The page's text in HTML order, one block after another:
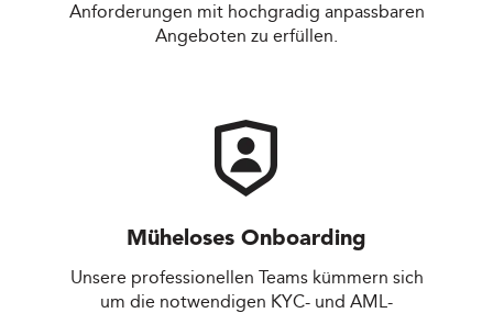
Anforderungen mit hochgradig anpassbaren
Angeboten zu erfüllen.
Müheloses Onboarding
Unsere professionellen Teams kümmern sich
um die notwendigen KYC- und AML-